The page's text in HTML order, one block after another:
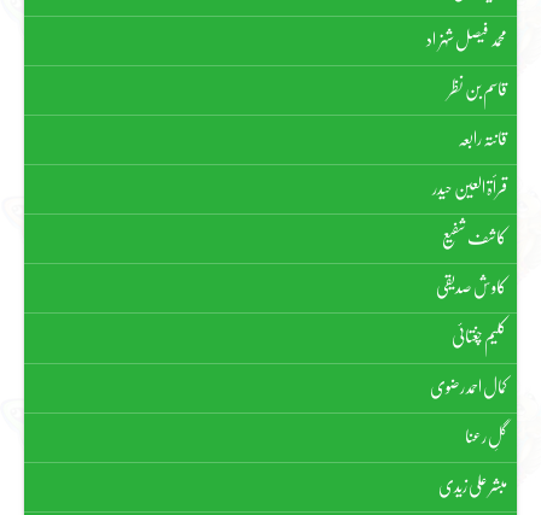
محمد فیصل شہزاد
قاسم بن نظر
قانتہ رابعہ
قرأۃ العین حیدر
کاشف شفیع
کاوش صدیقی
کلیم چغتائی
کمال احمد رضوی
گلِ رعنا
مبشر علی زیدی